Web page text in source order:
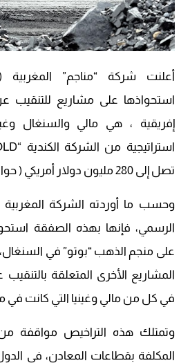
إفريقية ، هي مالي والسنغال
تصل إلى 280 مليون دولار أمريكي ( حوالي 300 مليار سنتيم ) .
وحسب ما أوردته الشركة
على منجم الذهب “بوتو” في
المشاريع الأخرى المتعلقة
في كل من مالي وغينيا التي كانت في
وتمتلك هذه التراخيص مواقفة
المكلفة بقطاعات المعادن، في الدول